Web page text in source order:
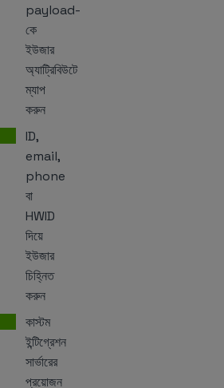
payload-
কে
ইউজার
অ্যাট্রিবিউটে
ম্যাপ
করুন
ID,
email,
phone
বা
HWID
দিয়ে
ইউজার
চিহ্নিত
করুন
কাস্টম
ইন্টিগ্রেশন
সার্ভারের
প্রয়োজন